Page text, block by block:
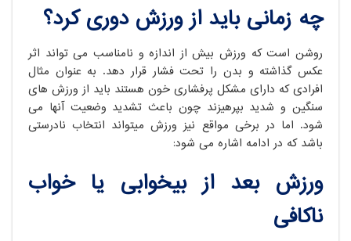
چه زمانی باید از ورزش دوری کرد؟
روشن است که ورزش بیش از اندازه و نامناسب می تواند اثر
عکس گذاشته و بدن را تحت فشار قرار دهد. به عنوان مثال
افرادی که دارای مشکل پرفشاری خون هستند باید از ورزش های
سنگین و شدید بپرهیزند چون باعث تشدید وضعیت آنها می
شود. اما در برخی مواقع نیز ورزش میتواند انتخاب نادرستی
باشد که در ادامه اشاره می شود:
ورزش بعد از بیخوابی یا خواب
ناکافی